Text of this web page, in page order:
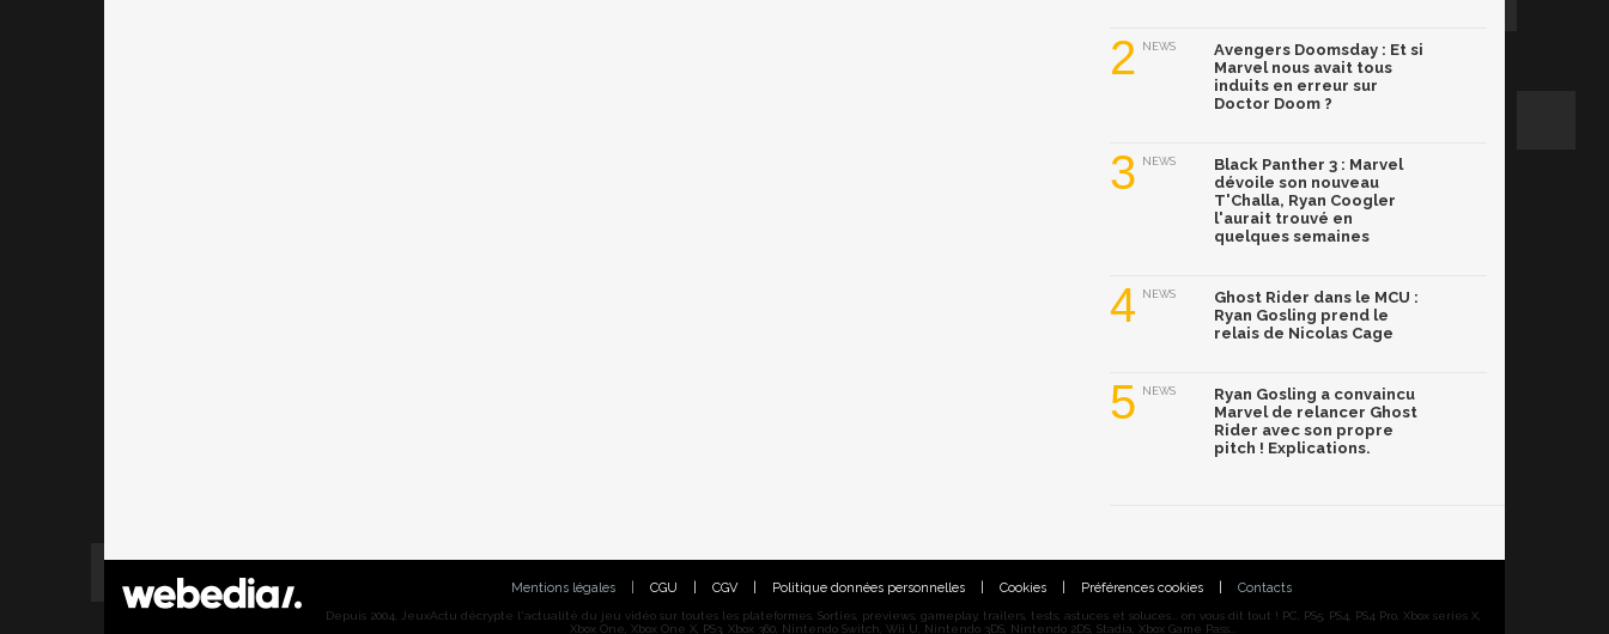
2 NEWS
Avengers Doomsday : Et si
Marvel nous avait tous
induits en erreur sur
Doctor Doom ?
3 NEWS
Black Panther 3 : Marvel
dévoile son nouveau
T'Challa, Ryan Coogler
l'aurait trouvé en
quelques semaines
4 NEWS
Ghost Rider dans le MCU :
Ryan Gosling prend le
relais de Nicolas Cage
5 NEWS
Ryan Gosling a convaincu
Marvel de relancer Ghost
Rider avec son propre
pitch ! Explications.
Mentions légales CGU CGV Politique données personnelles Cookies Préférences cookies Contacts
Depuis 2004, JeuxActu décrypte l'actualité du jeu vidéo sur toutes les plateformes. Sorties, previews, gameplay, trailers, tests, astuces et soluces... on vous dit tout ! PC, PS5, PS4, PS4 Pro, Xbox series X,
Xbox One, Xbox One X, PS3, Xbox 360, Nintendo Switch, Wii U, Nintendo 3DS, Nintendo 2DS, Stadia, Xbox Game Pass...